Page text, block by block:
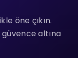
öne çıkın.
altına